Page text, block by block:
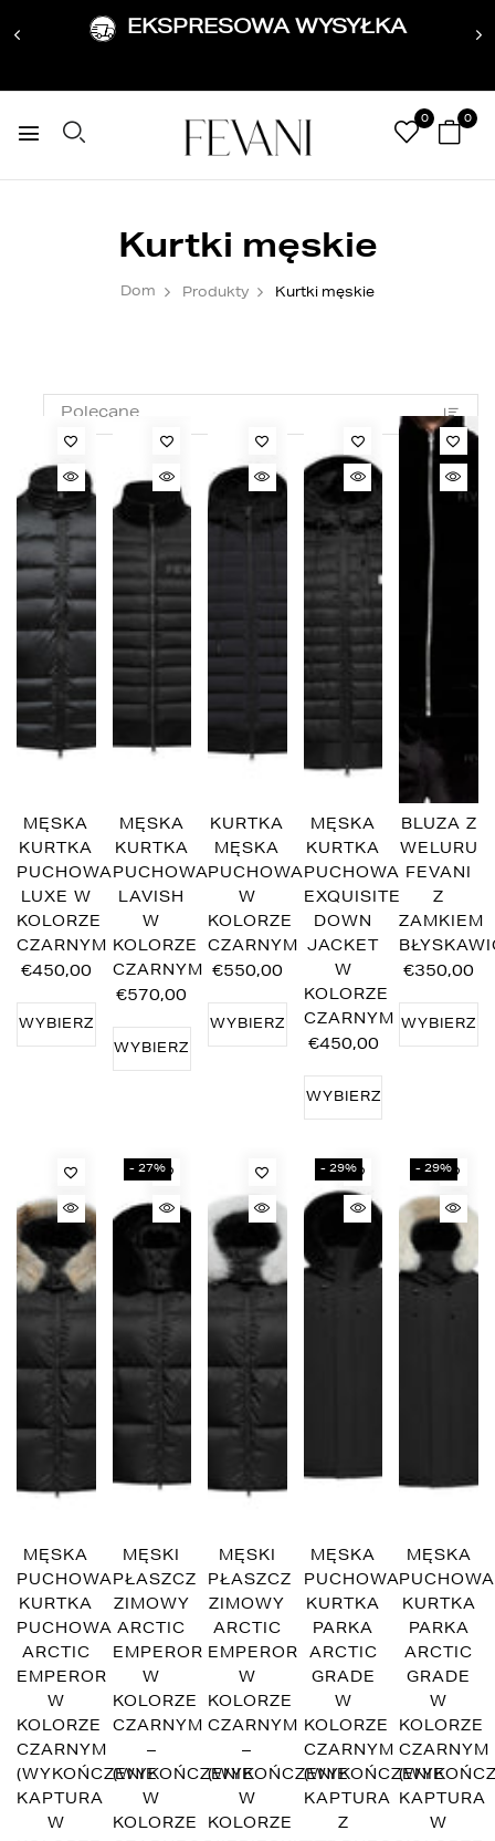
EKSPRESOWA WYSYŁKA
0 0
Kurtki męskie
Dom Produkty Kurtki męskie
MĘSKA
KURTKA
PUCHOWA
LUXE W
KOLORZE
CZARNYM
€450,00
WYBIERZ
MĘSKA
KURTKA
PUCHOWA
LAVISH
W
KOLORZE
CZARNYM
€570,00
WYBIERZ
KURTKA
MĘSKA
PUCHOWA
W
KOLORZE
CZARNYM
€550,00
WYBIERZ
MĘSKA
KURTKA
PUCHOWA
EXQUISITE
DOWN
JACKET
W
KOLORZE
CZARNYM
€450,00
WYBIERZ
BLUZA Z
WELURU
FEVANI
Z
ZAMKIEM
€350,00
WYBIERZ
MĘSKA
PUCHOWA
KURTKA
PUCHOWA
ARCTIC
EMPEROR
W
KOLORZE
CZARNYM
(WYKOŃCZENIE
KAPTURA
W
- 27%
MĘSKI
PŁASZCZ
ZIMOWY
ARCTIC
EMPEROR
W
KOLORZE
CZARNYM
–
(WYKOŃCZENIE
W
KOLORZE
MĘSKI
PŁASZCZ
ZIMOWY
ARCTIC
EMPEROR
W
KOLORZE
CZARNYM
–
(WYKOŃCZENIE
W
KOLORZE
- 29%
MĘSKA
PUCHOWA
KURTKA
PARKA
ARCTIC
GRADE
W
KOLORZE
CZARNYM
(WYKOŃCZENIE
KAPTURA
Z
- 29%
MĘSKA
PUCHOWA
KURTKA
PARKA
ARCTIC
GRADE
W
KOLORZE
CZARNYM
KAPTURA
W